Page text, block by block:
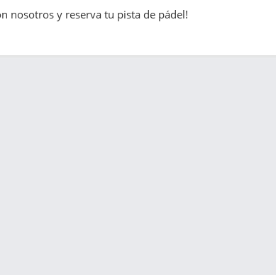
nosotros y reserva tu pista de pádel!